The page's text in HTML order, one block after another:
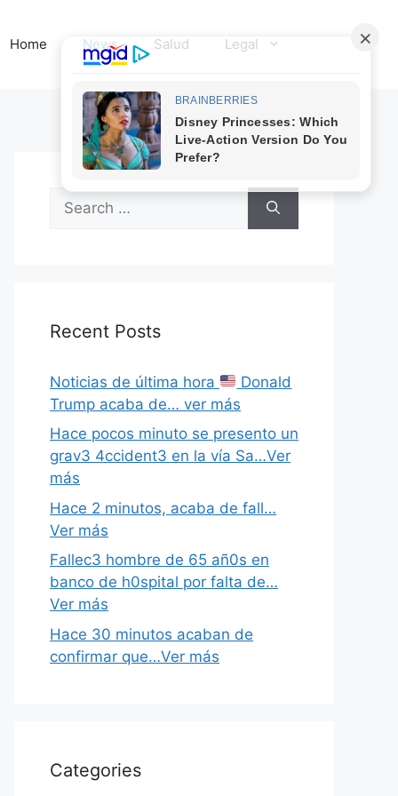
Home News Salud Legal
Search
for:
Recent Posts
Noticias de última hora
Donald
Trump acaba de… ver más
Hace pocos minuto se presento un
grav3 4ccident3 en la vía Sa…Ver
más
Hace 2 minutos, acaba de fall…
Ver más
Fallec3 hombre de 65 añ0s en
banco de h0spital por falta de…
Ver más
Hace 30 minutos acaban de
confirmar que…Ver más
Categories